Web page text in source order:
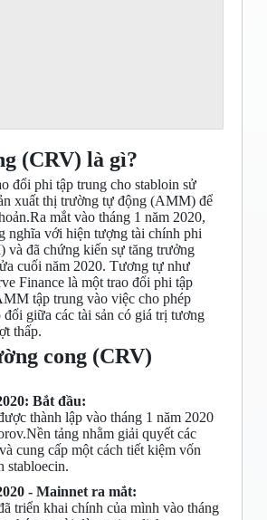
(CRV) là gì?
đổi phi tập trung cho stabloin sử
xuất thị trường tự động (AMM) để
mắt vào tháng 1 năm 2020,
nghĩa với hiện tượng tài chính phi
và đã chứng kiến ​​sự tăng trưởng
cuối năm 2020. Tương tự như
Finance là một trao đổi phi tập
tập trung vào việc cho phép
giữa các tài sản có giá trị tương
thấp.
cong (CRV)
Bắt đầu:
thành lập vào tháng 1 năm 2020
tảng nhằm giải quyết các
cung cấp một cách tiết kiệm vốn
stabloecin.
- Mainnet ra mắt:
triển khai chính của mình vào tháng